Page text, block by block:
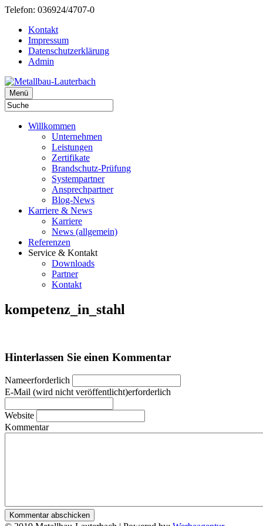
Telefon: 036924/4707-0
Kontakt
Impressum
Datenschutzerklärung
Admin
Menü
Willkommen
Unternehmen
Leistungen
Zertifikate
Brandschutz-Prüfung
Systempartner
Ansprechpartner
Blog-News
Karriere & News
Karriere
News (allgemein)
Referenzen
Service & Kontakt
Downloads
Partner
Kontakt
kompetenz_in_stahl
Hinterlassen Sie einen Kommentar
Nameerforderlich
E-Mail (wird nicht veröffentlicht)erforderlich
Website
Kommentar